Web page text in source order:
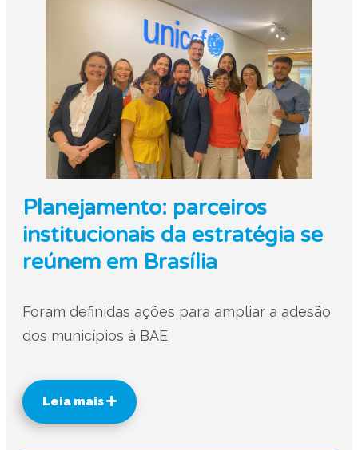
Planejamento: parceiros
institucionais da estratégia se
reúnem em Brasília
Foram definidas ações para ampliar a adesão
dos municípios à BAE
Leia mais